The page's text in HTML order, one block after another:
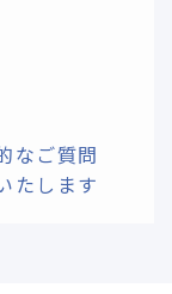
なご質問
たします